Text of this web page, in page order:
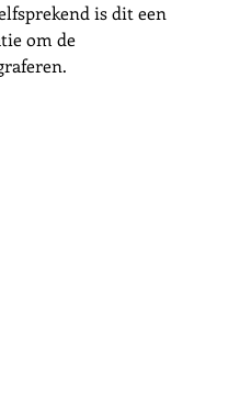
is dit een
om de